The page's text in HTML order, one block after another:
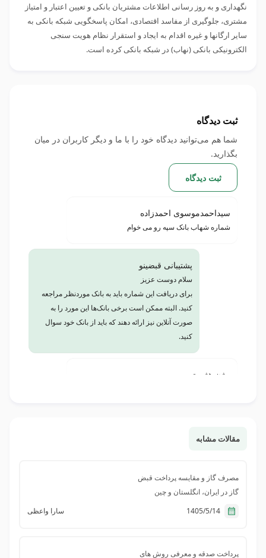
نگهداری و به روز رسانی اطلاعات مشتریان بانکی و تعیین اعتبار و امتیاز
مشتری، جلوگیری از مفاسد اقتصادی، امکان پاسخگویی شبکه بانکی به
سایر ارگانها و غیره اقدام به ایجاد و استقرار نظام هویت سنجی
الکترونیکی بانکی (نهاب) در شبکه بانکی کرده است.
ثبت دیدگاه
شما هم می‌توانید دیدگاه خود را با ما و دیگر کاربران در میان
بگذارید.
ثبت دیدگاه
سیداحمدموسوی احمدزاده
شماره شهاب بانک سپه رو می خوام
پشتیبانی قبضینو
سلام دوست عزیز
برای دریافت این شماره باید به بانک موردنظر مراجعه
کنید. البته ممکن است برخی بانک‌ها این مورد را به
صورت آنلاین نیز ارائه دهند که باید از بانک خود سوال
کنید.
بیژن هژبری
سلاممن میخواهم چک رو که دریافت کرده ام انتقال بدم
اما فقط اخطار میده.‌‌‌‌‌کد ملی در سیستم نهاب یافت
نشد..مشکل از کجا میتونه باشه
عمران احمدی
مقالات مشابه
مصرف گاز و مقایسه پرداخت قبض
گاز در ایران، انگلستان و چین
سارا واعظی
پرداخت صدقه و معرفی روش های